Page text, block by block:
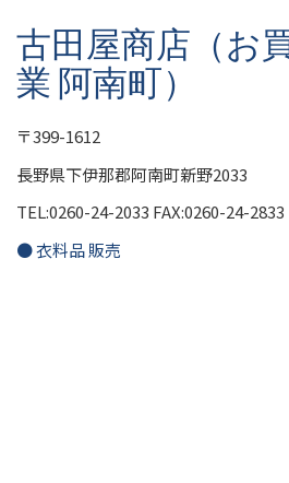
古田屋商店（お
業 阿南町）
〒399-1612
長野県下伊那郡阿南町新野2033
TEL:0260-24-2033 FAX:0260-24-2833
● 衣料品 販売